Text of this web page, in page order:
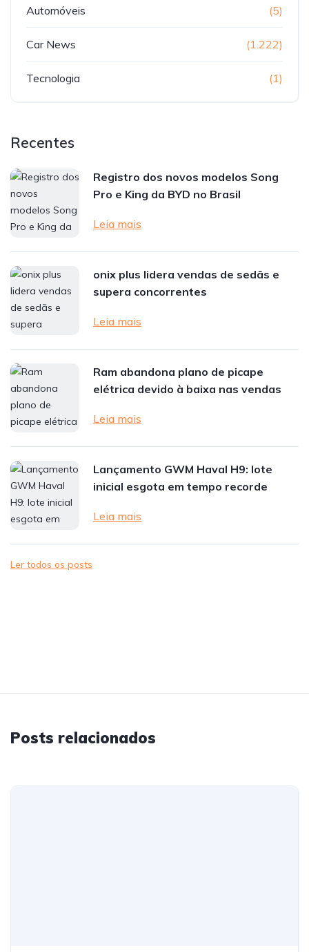
Automóveis (5)
Car News (1.222)
Tecnologia (1)
Recentes
Registro dos novos modelos Song
Pro e King da BYD no Brasil
Leia mais
onix plus lidera vendas de sedãs e
supera concorrentes
Leia mais
Ram abandona plano de picape
elétrica devido à baixa nas vendas
Leia mais
Lançamento GWM Haval H9: lote
inicial esgota em tempo recorde
Leia mais
Ler todos os posts
Posts relacionados